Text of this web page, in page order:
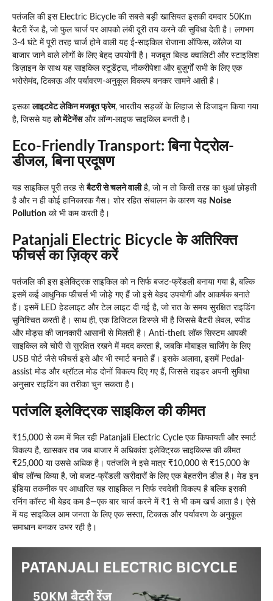
पतंजलि की इस Electric Bicycle की सबसे बड़ी खासियत इसकी दमदार 50Km
बैटरी रेंज है, जो फुल चार्ज पर आपको लंबी दूरी तय करने की सुविधा देती है। लगभग
3-4 घंटे में पूरी तरह चार्ज होने वाली यह ई-साइकिल रोजाना ऑफिस, कॉलेज या
बाजार जाने वाले लोगों के लिए बेहद उपयोगी है। मजबूत बिल्ड क्वालिटी और स्टाइलिश
डिज़ाइन के साथ यह साइकिल स्टूडेंट्स, नौकरीपेशा और बुज़ुर्गों सभी के लिए एक
भरोसेमंद, टिकाऊ और पर्यावरण-अनुकूल विकल्प बनकर सामने आती है।
इसकालाइटवेट लेकिन मजबूत फ्रेम, भारतीय सड़कों के लिहाज से डिजाइन किया गया
है, जिससे यहलो मेंटेनेंसऔर लॉन्ग-लाइफ साइकिल बनती है।
Eco-Friendly Transport: बिना पेट्रोल-
डीजल, बिना प्रदूषण
यह साइकिल पूरी तरह सेबैटरी से चलने वालीहै, जो न तो किसी तरह का धुआं छोड़ती
है और न ही कोई हानिकारक गैस। शोर रहित संचालन के कारण यह Noise
Pollution को भी कम करती है।
Patanjali Electric Bicycle के अतिरिक्त
फीचर्स का ज़िक्र करें
पतंजलि की इस इलेक्ट्रिक साइकिल को न सिर्फ बजट-फ्रेंडली बनाया गया है, बल्कि
इसमें कई आधुनिक फीचर्स भी जोड़े गए हैं जो इसे बेहद उपयोगी और आकर्षक बनाते
हैं। इसमें LED हेडलाइट और टेल लाइट दी गई है, जो रात के समय सुरक्षित राइडिंग
सुनिश्चित करती है। साथ ही, एक डिजिटल डिस्प्ले भी है जिससे बैटरी लेवल, स्पीड
और मोड्स की जानकारी आसानी से मिलती है। Anti-theft लॉक सिस्टम आपकी
साइकिल को चोरी से सुरक्षित रखने में मदद करता है, जबकि मोबाइल चार्जिंग के लिए
USB पोर्ट जैसे फीचर्स इसे और भी स्मार्ट बनाते हैं। इसके अलावा, इसमें Pedal-
assist मोड और थ्रॉटल मोड दोनों विकल्प दिए गए हैं, जिससे राइडर अपनी सुविधा
अनुसार राइडिंग का तरीका चुन सकता है।
पतंजलि इलेक्ट्रिक साइकिल की कीमत
₹15,000 से कम में मिल रही Patanjali Electric Cycle एक किफायती और स्मार्ट
विकल्प है, खासकर तब जब बाजार में अधिकांश इलेक्ट्रिक साइकिल्स की कीमत
₹25,000 या उससे अधिक है। पतंजलि ने इसे मात्र ₹10,000 से ₹15,000 के
बीच लॉन्च किया है, जो बजट-फ्रेंडली खरीदारों के लिए एक बेहतरीन डील है। मेड इन
इंडिया तकनीक पर आधारित यह साइकिल न सिर्फ स्वदेशी विकल्प है बल्कि इसकी
रनिंग कॉस्ट भी बेहद कम है—एक बार चार्ज करने में ₹1 से भी कम खर्च आता है। ऐसे
में यह साइकिल आम जनता के लिए एक सस्ता, टिकाऊ और पर्यावरण के अनुकूल
समाधान बनकर उभर रही है।